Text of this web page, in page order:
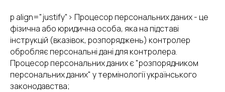
p align="justify"> Процесор персональних даних - це
фізична або юридична особа, яка на підставі
інструкцій (вказівок, розпоряджень) контролер
обробляє персональні дані для контролера.
Процесор персональних даних є "розпорядником
персональних даних" у термінології українського
законодавства;